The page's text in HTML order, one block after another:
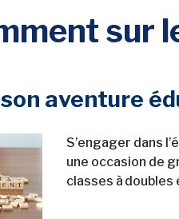
sur
aventure
S’engager dans
une occasion de
classes à doubles